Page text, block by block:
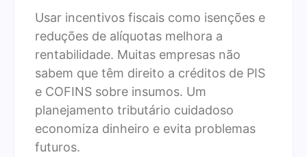
Usar incentivos fiscais como isenções e
reduções de alíquotas melhora a
rentabilidade. Muitas empresas não
sabem que têm direito a créditos de PIS
e COFINS sobre insumos. Um
planejamento tributário cuidadoso
economiza dinheiro e evita problemas
futuros.